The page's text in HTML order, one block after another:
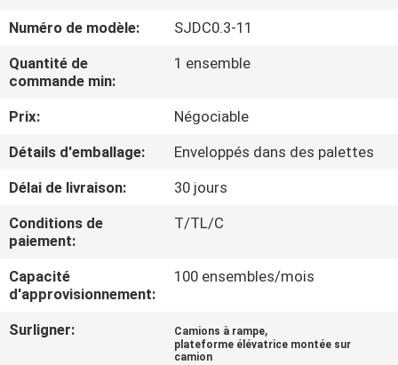
NOUS
DE
L'USINE
CONTRÔLE
DE
LA
QUALITÉ
Numéro de modèle:
SJDC0.3-11
Quantité de
commande min:
1 ensemble
Prix:
Négociable
Détails d'emballage:
Enveloppés dans des palettes
Délai de livraison:
30 jours
Conditions de
paiement:
T/TL/C
Capacité
d'approvisionnement:
100 ensembles/mois
Surligner: Camions à rampe,
plateforme élévatrice montée sur
camion